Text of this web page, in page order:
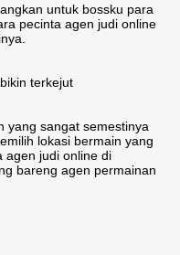
untuk bossku para
pecinta agen judi online
terkejut
yang sangat semestinya
lokasi bermain yang
agen judi online di
bareng agen permainan